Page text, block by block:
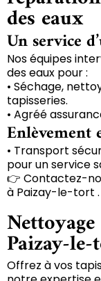
des eaux
Un service
Nos équipes
des eaux pour :
• Séchage,
tapisseries.
• Agréé
• Transport
pour un service
👉 Contactez-
à Paizay-le-tort .
Paizay-
Offrez à vos